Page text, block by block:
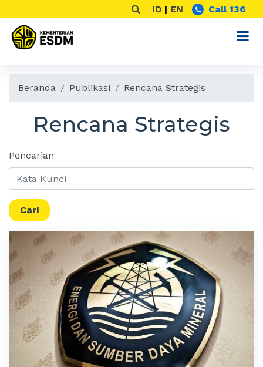
ID | EN Call 136
Beranda Publikasi Rencana Strategis
Rencana Strategis
Pencarian
Cari